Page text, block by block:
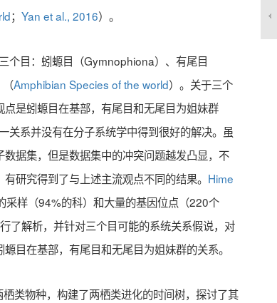
；Yan et al., 2016）。
个目：蚓螈目（Gymnophiona）、有尾目
（Amphibian Species of the world）。关于三个
是蚓螈目在基部，有尾目和无尾目为姐妹群
关系并没有在分子系统学中得到很好的解决。虽
据集，但是数据集中的冲突问题越发凸显，不
研究得到了与上述主流观点不同的结果。 Hime
采样（94%的科）和大量的基因位点（220个
了解析，并针对三个目可能的系统关系假说，对
目在基部，有尾目和无尾目为姐妹群的关系。
类物种，构建了两栖类进化的时间树，探讨了其